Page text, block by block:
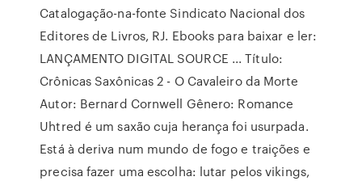
Catalogação-na-fonte Sindicato Nacional dos
Editores de Livros, RJ. Ebooks para baixar e ler:
LANÇAMENTO DIGITAL SOURCE ... Título:
Crônicas Saxônicas 2 - O Cavaleiro da Morte
Autor: Bernard Cornwell Gênero: Romance
Uhtred é um saxão cuja herança foi usurpada.
Está à deriva num mundo de fogo e traições e
precisa fazer uma escolha: lutar pelos vikings,